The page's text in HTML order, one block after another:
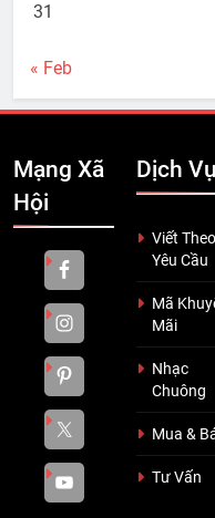
31
« Feb
Mạng Xã
Hội
Dịch Vụ
Viết Theo
Yêu Cầu
Mã
Mãi
Nhạc
Chuông
Mua &
Tư Vấn